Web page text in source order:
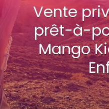
Vente
prêt-à-
Mango